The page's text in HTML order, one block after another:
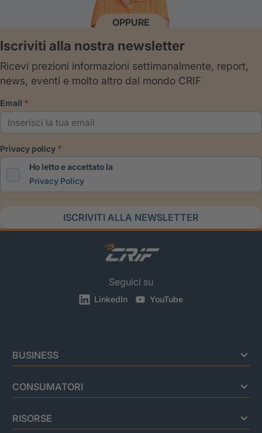
OPPURE
Iscriviti alla nostra newsletter
Ricevi prezioni informazioni settimanalmente, report,
news, eventi e molto altro dal mondo CRIF
email
privacy policy
Ho letto e accettato la
Privacy Policy
ISCRIVITI ALLA NEWSLETTER
Seguici su
LinkedIn YouTube
BUSINESS
CONSUMATORI
RISORSE